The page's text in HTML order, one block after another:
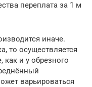
переплата за 1 м
иначе.
то осуществляется
и у обрезного
варьироваться